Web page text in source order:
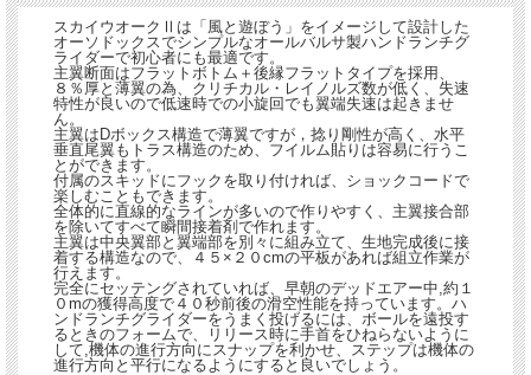
スカイウオークⅡは「風と遊ぼう」をイメージして設計した
オーソドックスでシンプルなオールバルサ製ハンドランチグ
ライダーで初心者にも最適です。
主翼断面はフラットボトム＋後縁フラットタイプを採用、
８％厚と薄翼の為、クリチカル・レイノルズ数が低く、失速
特性が良いので低速時での小旋回でも翼端失速は起きませ
ん。
主翼はDボックス構造で薄翼ですが，捻り剛性が高く、水平
垂直尾翼もトラス構造のため、フイルム貼りは容易に行うこ
とができます。
付属のスキッドにフックを取り付ければ、ショックコードで
楽しむこともできます。
全体的に直線的なラインが多いので作りやすく、主翼接合部
を除いてすべて瞬間接着剤で作れます。
主翼は中央翼部と翼端部を別々に組み立て、生地完成後に接
着する構造なので、４５×２０cmの平板があれば組立作業が
行えます。
完全にセッテングされていれば、早朝のデッドエアー中,約１
０mの獲得高度で４０秒前後の滑空性能を持っています。ハ
ンドランチグライダーをうまく投げるには、ボールを遠投す
るときのフォームで、リリース時に手首をひねらないように
して,機体の進行方向にスナップを利かせ、ステップは機体の
進行方向と平行になるようにすると良いでしょう。